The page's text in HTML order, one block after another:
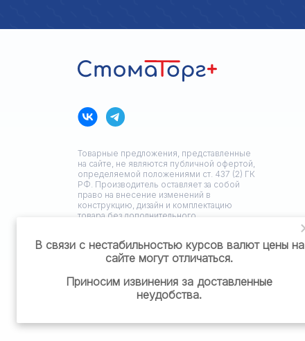
Товарные предложения, представленные
на сайте, не являются публичной офертой,
определяемой положениями ст. 437 (2) ГК
РФ. Производитель оставляет за собой
право на внесение изменений в
конструкцию, дизайн и комплектацию
товара без дополнительного
Политика конфиденциальности
Разработка сайта: ЗЕДстудия
В связи с нестабильностью курсов валют цены на
сайте могут отличаться.
Приносим извинения за доставленные
неудобства.